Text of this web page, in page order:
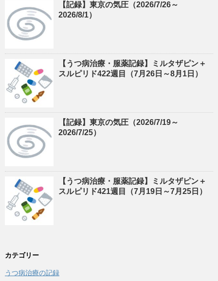
【記録】東京の気圧（2026/7/26～
2026/8/1）
【うつ病治療・服薬記録】ミルタザピン＋
スルピリド422週目（7月26日～8月1日）
【記録】東京の気圧（2026/7/19～
2026/7/25）
【うつ病治療・服薬記録】ミルタザピン＋
スルピリド421週目（7月19日～7月25日）
カテゴリー
うつ病治療の記録